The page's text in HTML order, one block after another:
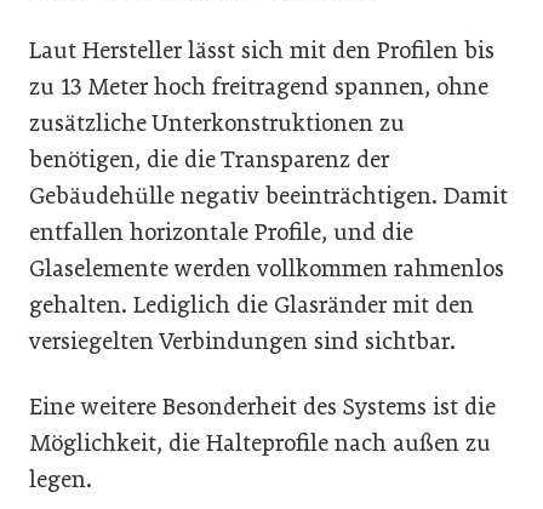
Laut Hersteller lässt sich mit den Profilen bis
zu 13 Meter hoch freitragend spannen, ohne
zusätzliche Unterkonstruktionen zu
benötigen, die die Transparenz der
Gebäudehülle negativ beeinträchtigen. Damit
entfallen horizontale Profile, und die
Glaselemente werden vollkommen rahmenlos
gehalten. Lediglich die Glasränder mit den
versiegelten Verbindungen sind sichtbar.
Eine weitere Besonderheit des Systems ist die
Möglichkeit, die Halteprofile nach außen zu
legen.